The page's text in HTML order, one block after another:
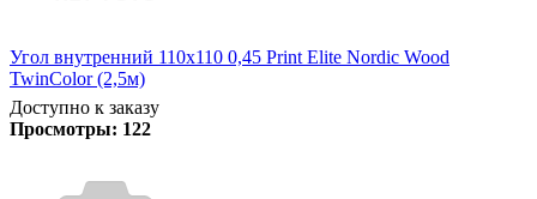
Угол внутренний 110х110 0,45 Print Elite Nordic Wood
TwinColor (2,5м)
Доступно к заказу
Просмотры: 122